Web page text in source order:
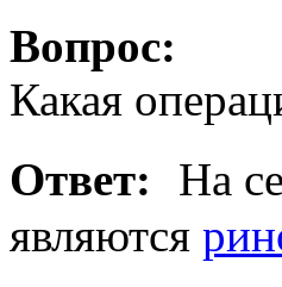
Вопрос:
Какая
Ответ: На
являются